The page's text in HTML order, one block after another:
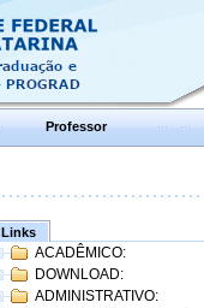
Professor
Links
ACADÊMICO:
DOWNLOAD:
ADMINISTRATIVO: